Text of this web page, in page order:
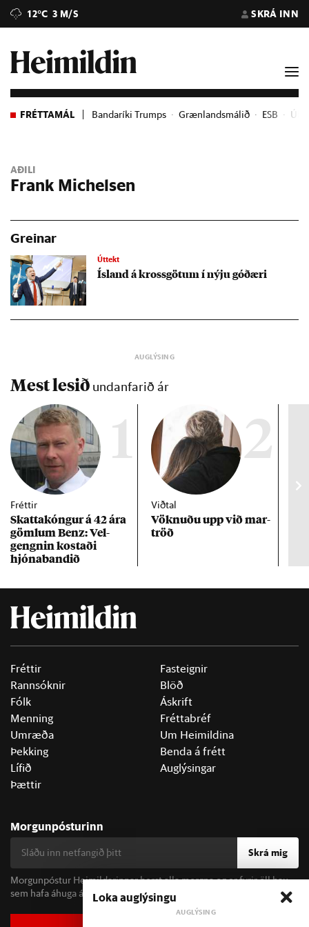
12°C 3 M/S SKRÁ INN
FRÉTTAMÁL Bandaríki Trumps Grænlandsmálið ESB
AÐILI
Frank Michelsen
Greinar
Úttekt
Ís­land á kross­göt­um í nýju góðæri
Mest lesið undanfarið ár
1
Fréttir
Skattakóng­ur á 42 ára
göml­um Benz: Vel­
gengn­in kostaði
hjóna­band­ið
2
Viðtal
Vökn­uðu upp við mar­
tröð
Fréttir
Rannsóknir
Fólk
Menning
Umræða
Þekking
Lífið
Þættir
Fasteignir
Blöð
Áskrift
Fréttabréf
Um Heimildina
Benda á frétt
Auglýsingar
Morgunpósturinn
Skrá mig
Morgunpóstur Heimildarinnar berst alla morgna og er fyrir öll þau
sem hafa áhuga á fréttum og þjóðfélagsumræðu.
Loka auglýsingu